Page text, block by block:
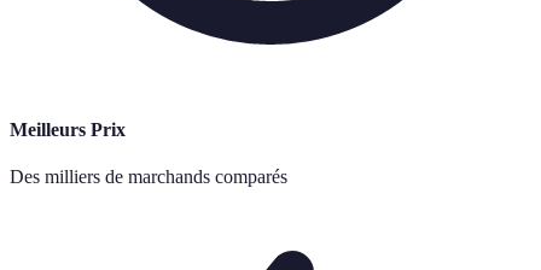
Meilleurs Prix
Des milliers de marchands comparés